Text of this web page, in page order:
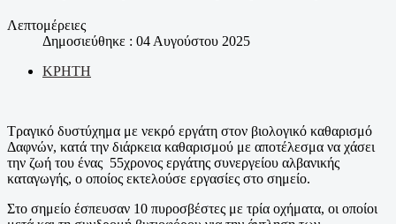
Λεπτομέρειες
Δημοσιεύθηκε : 04 Αυγούστου 2025
ΚΡΗΤΗ
Τραγικό δυστύχημα με νεκρό εργάτη στον βιολογικό καθαρισμό
Δαφνών, κατά την διάρκεια καθαρισμού με αποτέλεσμα να χάσει
την ζωή του ένας 55χρονος εργάτης συνεργείου αλβανικής
καταγωγής, ο οποίος εκτελούσε εργασίες στο σημείο.
Στο σημείο έσπευσαν 10 πυροσβέστες με τρία οχήματα, οι οποίοι